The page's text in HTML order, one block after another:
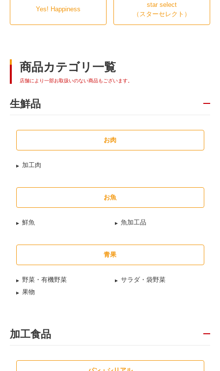
Yes! Happiness
star select
（スターセレクト）
商品カテゴリ一覧
店舗により一部お取扱いのない商品もございます。
生鮮品
お肉
加工肉
お魚
鮮魚 魚加工品
青果
野菜・有機野菜
サラダ・袋野菜
果物
加工食品